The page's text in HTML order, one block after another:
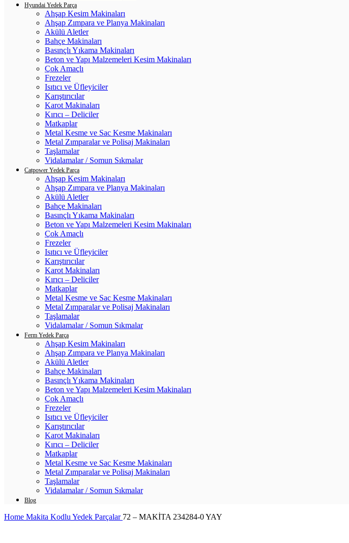
Hyundai Yedek Parça
Ahşap Kesim Makinaları
Ahşap Zımpara ve Planya Makinaları
Akülü Aletler
Bahçe Makinaları
Basınçlı Yıkama Makinaları
Beton ve Yapı Malzemeleri Kesim Makinaları
Çok Amaçlı
Frezeler
Isıtıcı ve Üfleyiciler
Karıştırıcılar
Karot Makinaları
Kırıcı – Deliciler
Matkaplar
Metal Kesme ve Sac Kesme Makinaları
Metal Zımparalar ve Polisaj Makinaları
Taşlamalar
Vidalamalar / Somun Sıkmalar
Catpower Yedek Parça
Ahşap Kesim Makinaları
Ahşap Zımpara ve Planya Makinaları
Akülü Aletler
Bahçe Makinaları
Basınçlı Yıkama Makinaları
Beton ve Yapı Malzemeleri Kesim Makinaları
Çok Amaçlı
Frezeler
Isıtıcı ve Üfleyiciler
Karıştırıcılar
Karot Makinaları
Kırıcı – Deliciler
Matkaplar
Metal Kesme ve Sac Kesme Makinaları
Metal Zımparalar ve Polisaj Makinaları
Taşlamalar
Vidalamalar / Somun Sıkmalar
Ferm Yedek Parça
Ahşap Kesim Makinaları
Ahşap Zımpara ve Planya Makinaları
Akülü Aletler
Bahçe Makinaları
Basınçlı Yıkama Makinaları
Beton ve Yapı Malzemeleri Kesim Makinaları
Çok Amaçlı
Frezeler
Isıtıcı ve Üfleyiciler
Karıştırıcılar
Karot Makinaları
Kırıcı – Deliciler
Matkaplar
Metal Kesme ve Sac Kesme Makinaları
Metal Zımparalar ve Polisaj Makinaları
Taşlamalar
Vidalamalar / Somun Sıkmalar
Blog
Home Makita Kodlu Yedek Parçalar 72 – MAKİTA 234284-0 YAY